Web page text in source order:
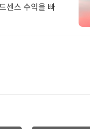
센스 수익을 빠